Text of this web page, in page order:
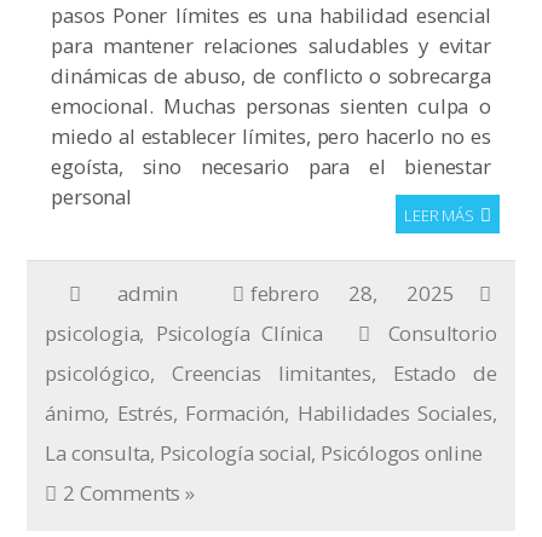
pasos Poner límites es una habilidad esencial
para mantener relaciones saludables y evitar
dinámicas de abuso, de conflicto o sobrecarga
emocional. Muchas personas sienten culpa o
miedo al establecer límites, pero hacerlo no es
egoísta, sino necesario para el bienestar
personal
LEER MÁS
admin
febrero 28, 2025
psicologia, Psicología Clínica
Consultorio
psicológico,Creencias limitantes, Estado de
ánimo, Estrés, Formación, Habilidades Sociales,
La consulta, Psicología social, Psicólogos online
2 Comments »